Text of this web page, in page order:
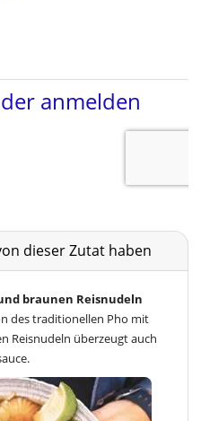
dieser Zutat haben
braunen Reisnudeln
des traditionellen Pho mit
Reisnudeln überzeugt auch